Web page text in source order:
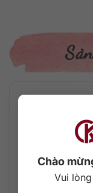
Chào
Vui
Tại Việt Nam, giá
5.650.000 đồng/
Phân loại:
Nồng độ: 40%
Dung tích: 700 ml
Tuổi rượu/
Màu sắc: Màu